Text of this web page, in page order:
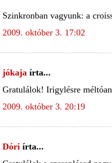
Szinkronban vagyunk: a
2009. október 3. 17:02
jókaja írta...
Gratulálok! Irigylésre
2009. október 3. 20:19
Dóri írta...